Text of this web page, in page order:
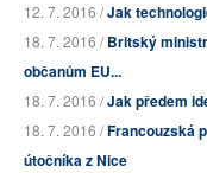
12. 7. 2016 /Jak
18. 7. 2016 /Britský
občanům EU...
18. 7. 2016 /Jak předem
18. 7. 2016 /Francouzská
útočníka z Nice